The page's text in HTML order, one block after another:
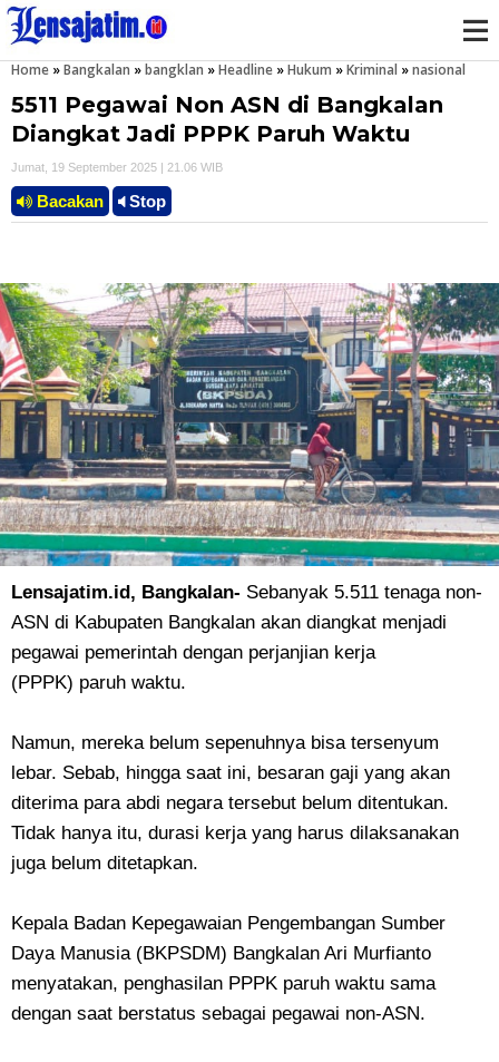
M
u
Home »Bangkalan »bangklan »Headline »Hukum »Kriminal »nasional
5511 Pegawai Non ASN di Bangkalan
Diangkat Jadi PPPK Paruh Waktu
Jumat, 19 September 2025 | 21.06 WIB
Bacakan Stop
Lensajatim.id, Bangkalan- Sebanyak 5.511 tenaga non-
ASN di Kabupaten Bangkalan akan diangkat menjadi
pegawai pemerintah dengan perjanjian kerja
(PPPK) paruh waktu.
Namun, mereka belum sepenuhnya bisa tersenyum
lebar. Sebab, hingga saat ini, besaran gaji yang akan
diterima para abdi negara tersebut belum ditentukan.
Tidak hanya itu, durasi kerja yang harus dilaksanakan
juga belum ditetapkan.
Kepala Badan Kepegawaian Pengembangan Sumber
Daya Manusia (BKPSDM) Bangkalan Ari Murfianto
menyatakan, penghasilan PPPK paruh waktu sama
dengan saat berstatus sebagai pegawai non-ASN.